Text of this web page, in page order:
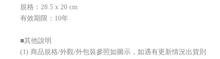
規格：28.5 x 20 cm
有效期限：10年
■其他說明
(1) 商品規格/外觀/外包裝參照如圖示，如遇有更新情況出貨則